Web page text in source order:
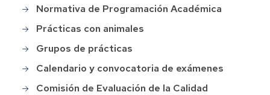
Normativa de Programación Académica
Prácticas con animales
Grupos de prácticas
Calendario y convocatoria de exámenes
Comisión de Evaluación de la Calidad